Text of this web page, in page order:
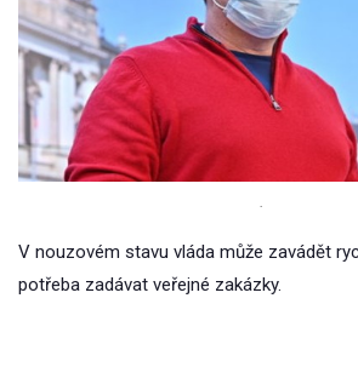
.
V nouzovém stavu vláda může zavádět
potřeba zadávat veřejné zakázky.